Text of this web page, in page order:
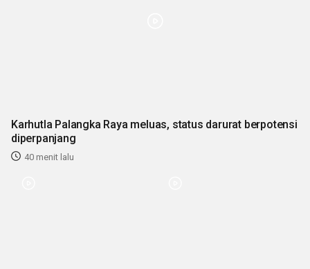
Karhutla Palangka Raya meluas, status darurat berpotensi
diperpanjang
40 menit lalu